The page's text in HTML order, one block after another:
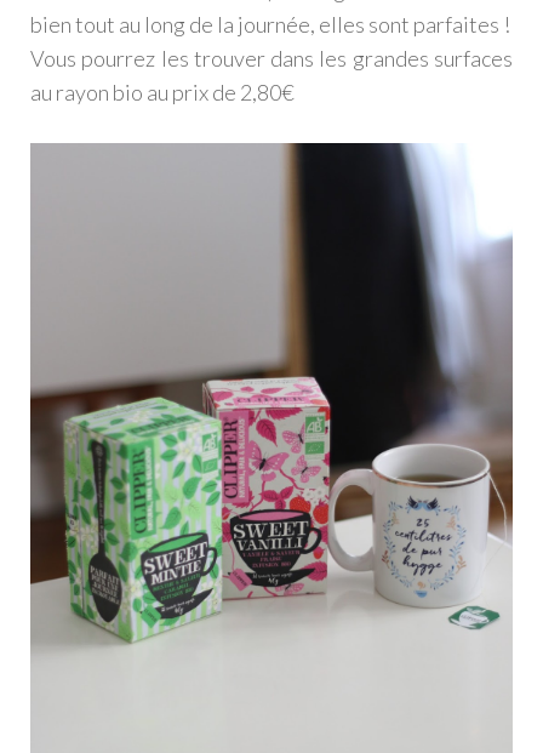
bien tout au long de la journée, elles sont parfaites !
Vous pourrez les trouver dans les grandes surfaces
au rayon bio au prix de 2,80€